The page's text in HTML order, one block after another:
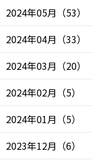
2024年05月 （53）
2024年04月 （33）
2024年03月 （20）
2024年02月 （5）
2024年01月 （5）
2023年12月 （6）